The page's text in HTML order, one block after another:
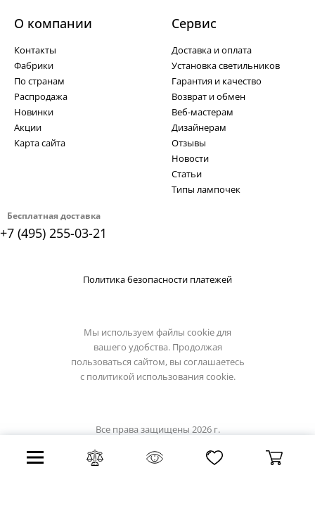
Бесплатная доставка
+7 (495) 255-03-21
О компании
Контакты
Фабрики
По странам
Распродажа
Новинки
Акции
Карта сайта
Cервис
Доставка и оплата
Установка светильников
Гарантия и качество
Возврат и обмен
Веб-мастерам
Дизайнерам
Отзывы
Новости
Статьи
Типы лампочек
Политика безопасности платежей
Мы используем файлы cookie для
вашего удобства. Продолжая
пользоваться сайтом, вы соглашаетесь
с политикой использования cookie.
Все права защищены 2026 г.